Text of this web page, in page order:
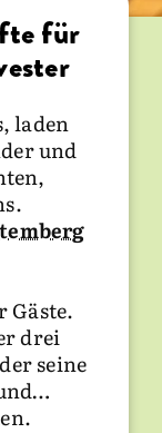
für
laden
und
Gäste.
drei
seine
in
–
Von
in all
, dort
gibt es